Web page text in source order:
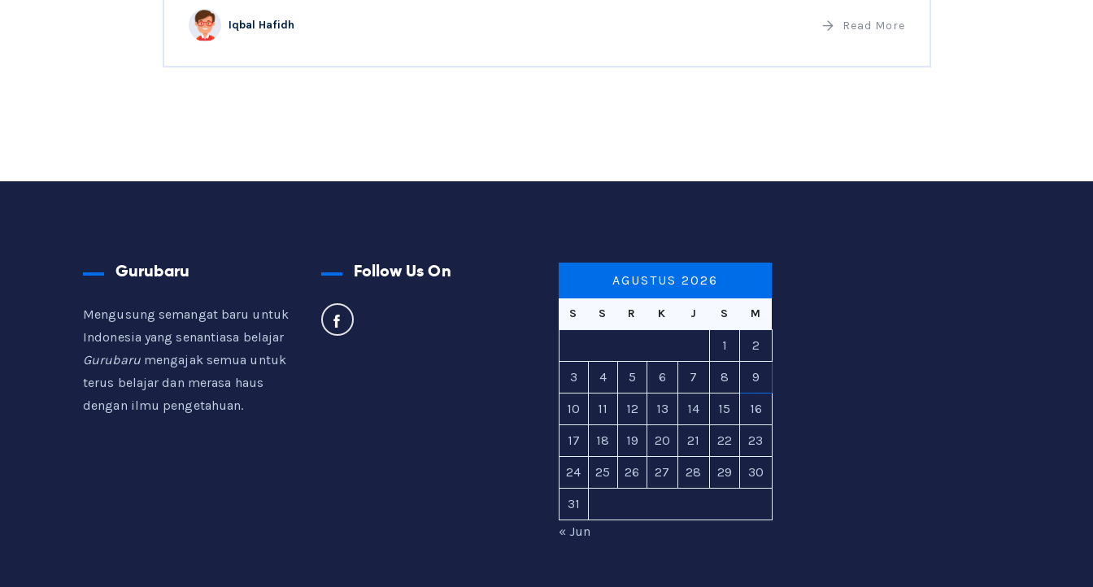
Iqbal Hafidh Read More
Gurubaru
Mengusung semangat baru untuk
Indonesia yang senantiasa belajar
Gurubarumengajak semua untuk
terus belajar dan merasa haus
dengan ilmu pengetahuan.
Follow Us On AGUSTUS 2026
S S R K J S M
1 2
3 4 5 6 7 8 9
10 11 12 13 14 15 16
17 18 19 20 21 22 23
24 25 26 27 28 29 30
31
« Jun